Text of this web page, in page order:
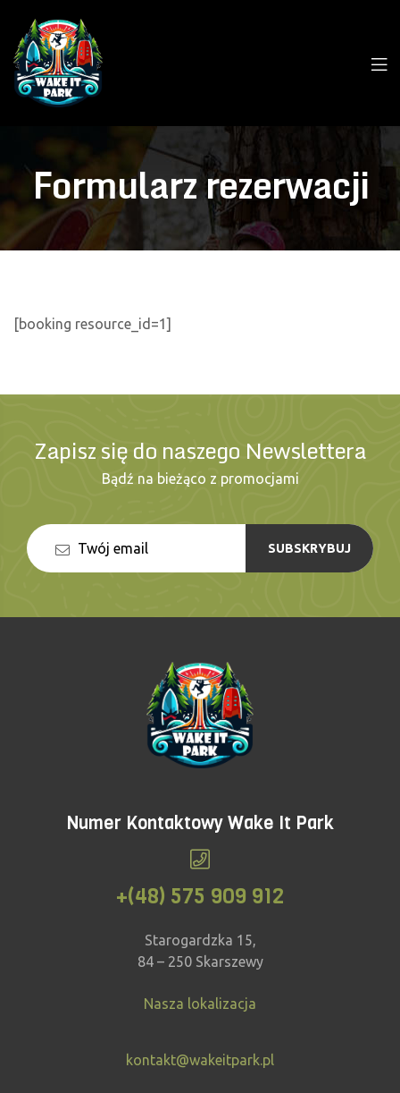
Formularz rezerwacji
[booking resource_id=1]
Zapisz się do naszego Newslettera
Bądź na bieżąco z promocjami
SUBSKRYBUJ
Numer Kontaktowy Wake It Park
+(48) 575 909 912
Starogardzka 15,
84 – 250 Skarszewy
Nasza lokalizacja
kontakt@wakeitpark.pl